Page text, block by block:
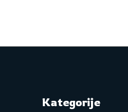
Kategorije